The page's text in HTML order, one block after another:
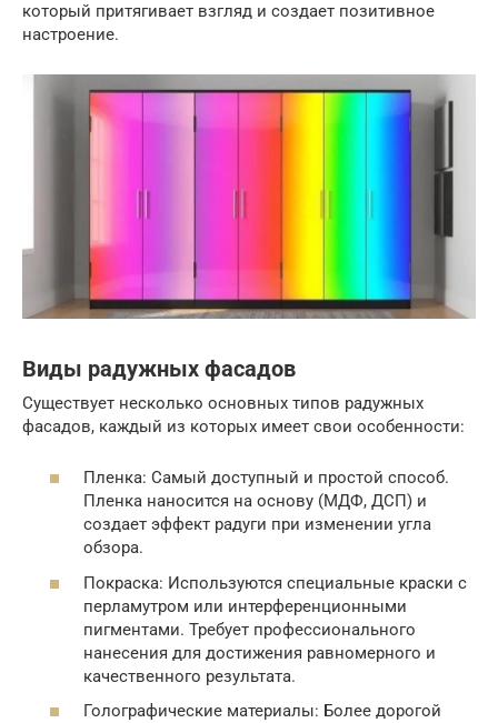
который притягивает взгляд и создает позитивное
настроение.
Виды радужных фасадов
Существует несколько основных типов радужных
фасадов, каждый из которых имеет свои особенности:
Пленка: Самый доступный и простой способ.
Пленка наносится на основу (МДФ, ДСП) и
создает эффект радуги при изменении угла
обзора.
Покраска: Используются специальные краски с
перламутром или интерференционными
пигментами. Требует профессионального
нанесения для достижения равномерного и
качественного результата.
Голографические материалы: Более дорогой